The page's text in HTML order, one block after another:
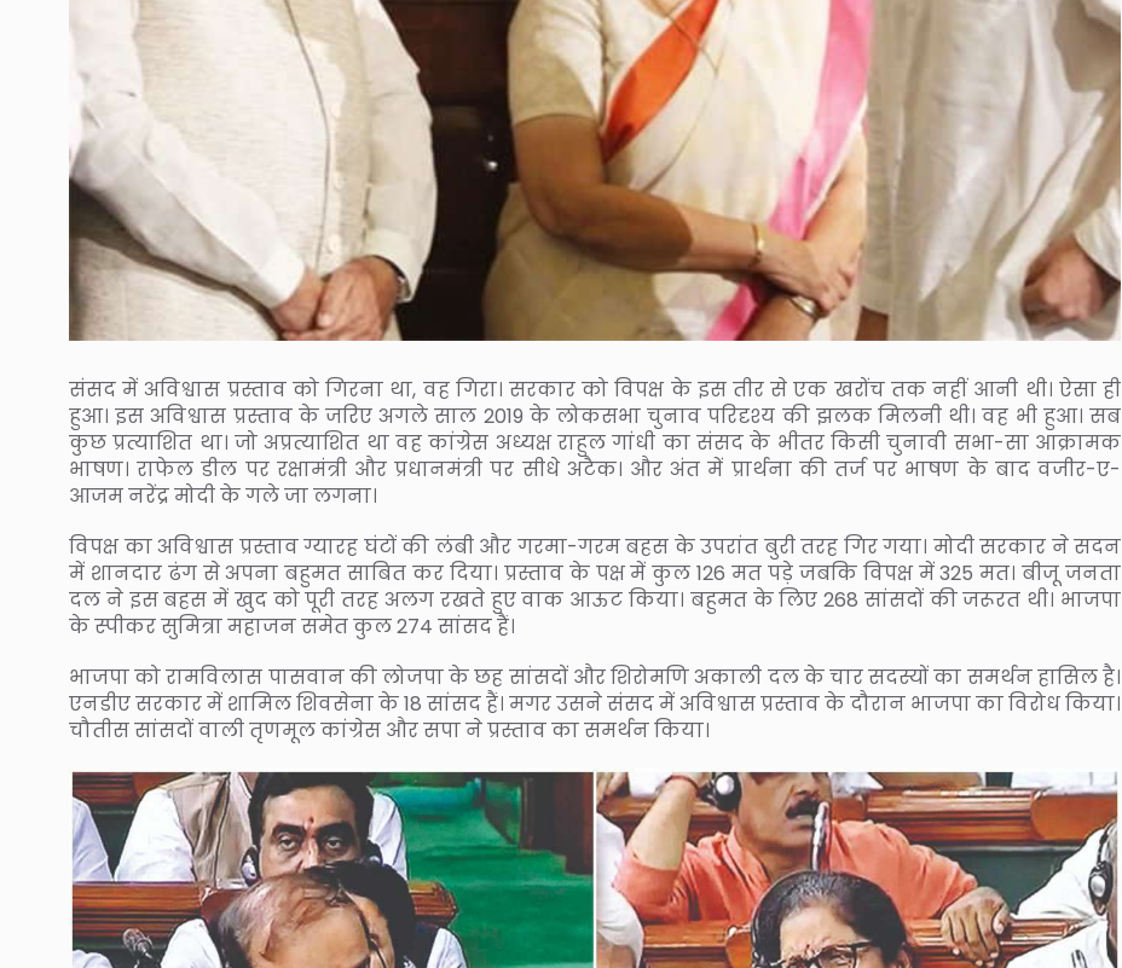
संसद में अविश्वास प्रस्ताव को गिरना था, वह गिरा। सरकार को विपक्ष के इस तीर से एक खरोंच तक नहीं आनी थी। ऐसा ही
हुआ। इस अविश्वास प्रस्ताव के जरिए अगले साल 2019 के लोकसभा चुनाव परिदृश्य की झलक मिलनी थी। वह भी हुआ। सब
कुछ प्रत्याशित था। जो अप्रत्याशित था वह कांग्रेस अध्यक्ष राहुल गांधी का संसद के भीतर किसी चुनावी सभा-सा आक्रामक
भाषण। राफेल डील पर रक्षामंत्री और प्रधानमंत्री पर सीधे अटैक। और अंत में प्रार्थना की तर्ज पर भाषण के बाद वजीर-ए-
आजम नरेंद्र मोदी के गले जा लगना।
विपक्ष का अविश्वास प्रस्ताव ग्यारह घंटों की लंबी और गरमा-गरम बहस के उपरांत बुरी तरह गिर गया। मोदी सरकार ने सदन
में शानदार ढंग से अपना बहुमत साबित कर दिया। प्रस्ताव के पक्ष में कुल 126 मत पड़े जबकि विपक्ष में 325 मत। बीजू जनता
दल ने इस बहस में खुद को पूरी तरह अलग रखते हुए वाक आऊट किया। बहुमत के लिए 268 सांसदों की जरूरत थी। भाजपा
के स्पीकर सुमित्रा महाजन समेत कुल 274 सांसद हैं।
भाजपा को रामविलास पासवान की लोजपा के छह सांसदों और शिरोमणि अकाली दल के चार सदस्यों का समर्थन हासिल है।
एनडीए सरकार में शामिल शिवसेना के 18 सांसद हैं। मगर उसने संसद में अविश्वास प्रस्ताव के दौरान भाजपा का विरोध किया।
चौतीस सांसदों वाली तृणमूल कांग्रेस और सपा ने प्रस्ताव का समर्थन किया।